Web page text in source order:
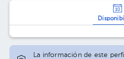
La información de este